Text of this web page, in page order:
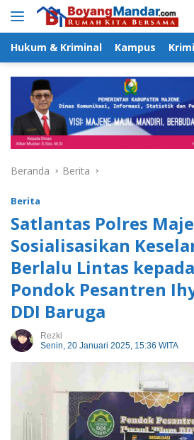
Langsung
Hukum & Kriminal Kampus
Beranda Berita
Berita
Satlantas Polres
Sosialisasikan
Berlalu Lintas
Pondok Pesantren
DDI Baruga
Rezki
Senin, 20 Januari 2025, 15:36 WITA